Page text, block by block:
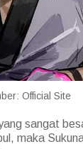
Official Site
sangat
maka